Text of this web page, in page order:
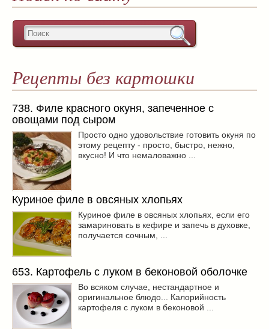
Рецепты без картошки
738. Филе красного окуня, запеченное с
овощами под сыром
Просто одно удовольствие готовить окуня по
этому рецепту - просто, быстро, нежно,
вкусно! И что немаловажно ...
Куриное филе в овсяных хлопьях
Куриное филе в овсяных хлопьях, если его
замариновать в кефире и запечь в духовке,
получается сочным, ...
653. Картофель с луком в беконовой оболочке
Во всяком случае, нестандартное и
оригинальное блюдо... Калорийность
картофеля с луком в беконовой ...